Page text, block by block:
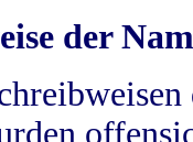
der